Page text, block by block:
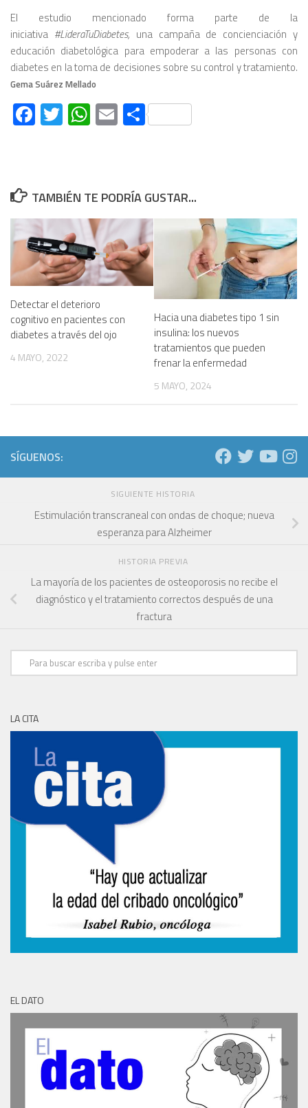
El estudio mencionado forma parte de la
iniciativa #LideraTuDiabetes, una campaña de concienciación y
educación diabetológica para empoderar a las personas con
diabetes en la toma de decisiones sobre su control y tratamiento.
Gema Suárez Mellado
Facebook
Twitter
WhatsApp
EmailCompartir
TAMBIÉN TE PODRÍA GUSTAR...
Detectar el deterioro
cognitivo en pacientes con
diabetes a través del ojo
4 MAYO, 2022
Hacia una diabetes tipo 1 sin
insulina: los nuevos
tratamientos que pueden
frenar la enfermedad
5 MAYO, 2024
SÍGUENOS:
SIGUIENTE HISTORIA
Estimulación transcraneal con ondas de choque; nueva
esperanza para Alzheimer
HISTORIA PREVIA
La mayoría de los pacientes de osteoporosis no recibe el
diagnóstico y el tratamiento correctos después de una
fractura
LA CITA
EL DATO